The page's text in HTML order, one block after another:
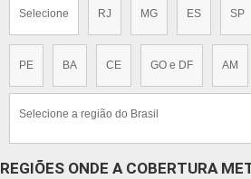
Selecione RJ MG ES SP
PE BA CE GO e DF AM
Selecione a região do Brasil
REGIÕES ONDE A COBERTURA